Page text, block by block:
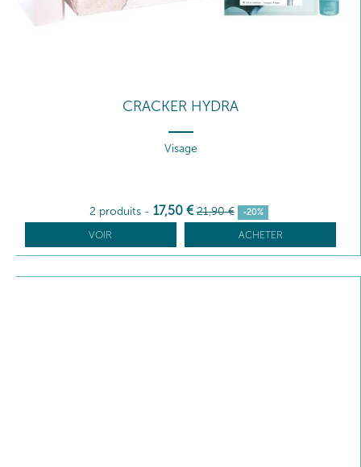
CRACKER HYDRA
Visage
2 produits - 17,50 € 21,90 € -20%
VOIR ACHETER